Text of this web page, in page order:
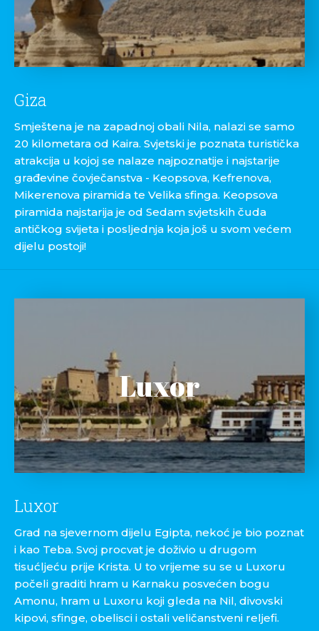
Giza
Smještena je na zapadnoj obali Nila, nalazi se samo
20 kilometara od Kaira. Svjetski je poznata turistička
atrakcija u kojoj se nalaze najpoznatije i najstarije
građevine čovječanstva - Keopsova, Kefrenova,
Mikerenova piramida te Velika sfinga. Keopsova
piramida najstarija je od Sedam svjetskih čuda
antičkog svijeta i posljednja koja još u svom većem
dijelu postoji!
Luxor
Luxor
Grad na sjevernom dijelu Egipta, nekoć je bio poznat
i kao Teba. Svoj procvat je doživio u drugom
tisućljeću prije Krista. U to vrijeme su se u Luxoru
počeli graditi hram u Karnaku posvećen bogu
Amonu, hram u Luxoru koji gleda na Nil, divovski
kipovi, sfinge, obelisci i ostali veličanstveni reljefi.